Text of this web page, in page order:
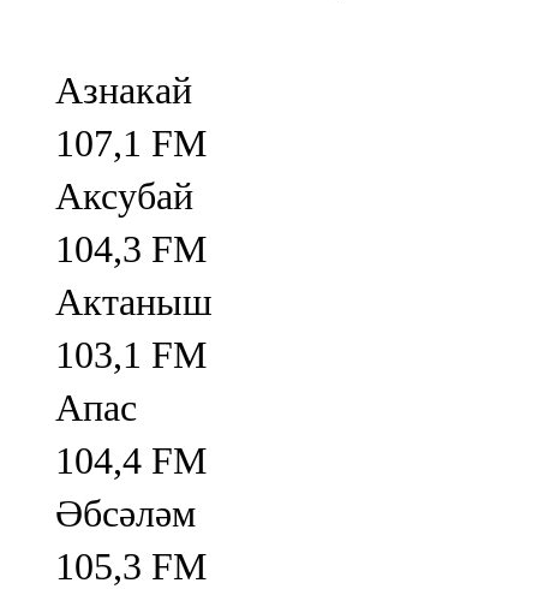
Азнакай
107,1 FM
Аксубай
104,3 FM
Актаныш
103,1 FM
Апас
104,4 FM
Әбсәләм
105,3 FM